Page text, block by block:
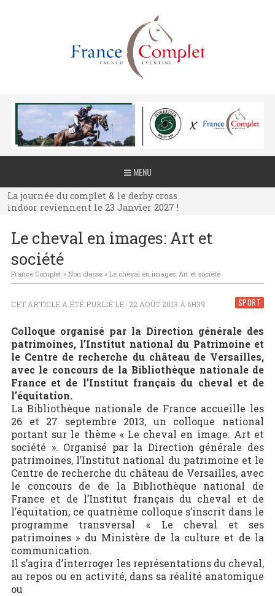
MENU
La journée du complet & le derby cross
indoor reviennent le 23 Janvier 2027 !
La journée du complet & le derby cross
indoor reviennent le 23 Janvier 2027 !
indoor reviennent le 23 Janvier 2027 !
Le cheval en images: Art et
société
France Complet» Non classé» Le cheval en images: Art et société
SPORT
CET ARTICLE A ÉTÉ PUBLIÉ LE : 22 AOÛT 2013 À 6H39
Colloque organisé par la Direction générale des
patrimoines, l’Institut national du Patrimoine et
le Centre de recherche du château de Versailles,
avec le concours de la Bibliothèque nationale de
France et de l’Institut français du cheval et de
l’équitation.
La Bibliothèque nationale de France accueille les
26 et 27 septembre 2013, un colloque national
portant sur le thème « Le cheval en image. Art et
société ». Organisé par la Direction générale des
patrimoines, l’Institut national du patrimoine et le
Centre de recherche du château de Versailles, avec
le concours de de la Bibliothèque national de
France et de l’Institut français du cheval et de
l’équitation, ce quatrième colloque s’inscrit dans le
programme transversal « Le cheval et ses
patrimoines » du Ministère de la culture et de la
communication.
Il s’agira d’interroger les représentations du cheval,
au repos ou en activité, dans sa réalité anatomique
ou